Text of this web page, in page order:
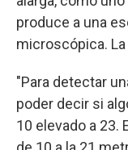
produce a una
microscópica.
"Para detectar
poder decir si
10 elevado a 23.